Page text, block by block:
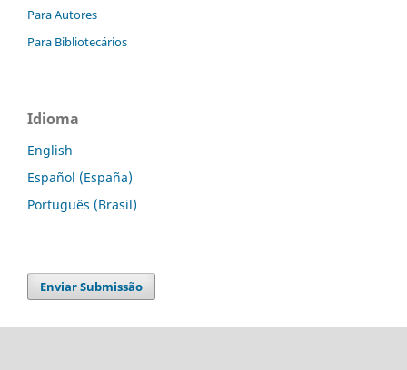
Para Autores
Para Bibliotecários
Idioma
English
Español (España)
Português (Brasil)
Enviar Submissão